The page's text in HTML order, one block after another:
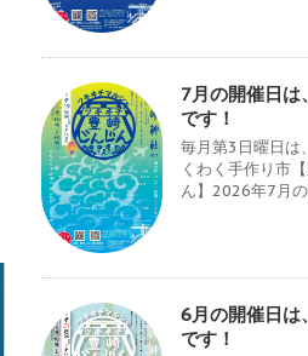
7月の開催日は
です！
毎月第3日曜日は
くわく手作り市
ん】2026年7月
6月の開催日は
です！